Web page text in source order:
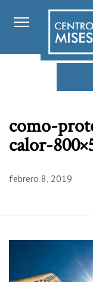
como-
calor-
febrero 8, 2019